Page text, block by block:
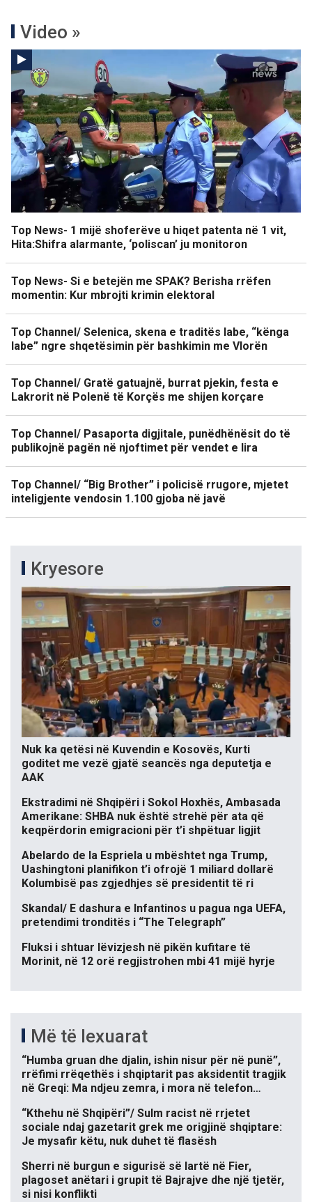
Video »
Top News- 1 mijë shoferëve u hiqet patenta në 1 vit,
Hita:Shifra alarmante, ‘poliscan’ ju monitoron
Top News- Si e betejën me SPAK? Berisha rrëfen
momentin: Kur mbrojti krimin elektoral
Top Channel/ Selenica, skena e traditës labe, “kënga
labe” ngre shqetësimin për bashkimin me Vlorën
Top Channel/ Gratë gatuajnë, burrat pjekin, festa e
Lakrorit në Polenë të Korçës me shijen korçare
Top Channel/ Pasaporta digjitale, punëdhënësit do të
publikojnë pagën në njoftimet për vendet e lira
Top Channel/ “Big Brother” i policisë rrugore, mjetet
inteligjente vendosin 1.100 gjoba në javë
Kryesore
Nuk ka qetësi në Kuvendin e Kosovës, Kurti
goditet me vezë gjatë seancës nga deputetja e
AAK
Ekstradimi në Shqipëri i Sokol Hoxhës, Ambasada
Amerikane: SHBA nuk është strehë për ata që
keqpërdorin emigracioni për t’i shpëtuar ligjit
Abelardo de la Espriela u mbështet nga Trump,
Uashingtoni planifikon t’i ofrojë 1 miliard dollarë
Kolumbisë pas zgjedhjes së presidentit të ri
Skandal/ E dashura e Infantinos u pagua nga UEFA,
pretendimi tronditës i “The Telegraph”
Fluksi i shtuar lëvizjesh në pikën kufitare të
Morinit, në 12 orë regjistrohen mbi 41 mijë hyrje
Më të lexuarat
“Humba gruan dhe djalin, ishin nisur për në punë”,
rrëfimi rrëqethës i shqiptarit pas aksidentit tragjik
në Greqi: Ma ndjeu zemra, i mora në telefon…
“Kthehu në Shqipëri”/ Sulm racist në rrjetet
sociale ndaj gazetarit grek me origjinë shqiptare:
Je mysafir këtu, nuk duhet të flasësh
Sherri në burgun e sigurisë së lartë në Fier,
plagoset anëtari i grupit të Bajrajve dhe një tjetër,
si nisi konflikti